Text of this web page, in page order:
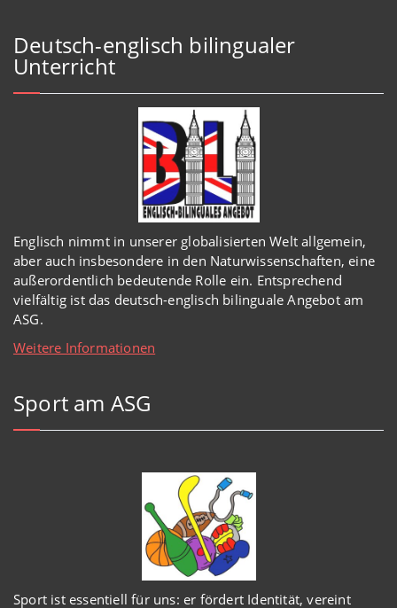
Deutsch-englisch bilingualer
Unterricht
Englisch nimmt in unserer globalisierten Welt allgemein,
aber auch insbesondere in den Naturwissenschaften, eine
außerordentlich bedeutende Rolle ein. Entsprechend
vielfältig ist das deutsch-englisch bilinguale Angebot am
ASG.
Weitere Informationen
Sport am ASG
Sport ist essentiell für uns: er fördert Identität, vereint